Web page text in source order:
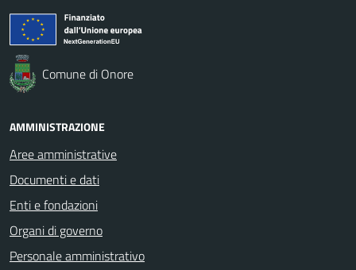
Comune di Onore
AMMINISTRAZIONE
Aree amministrative
Documenti e dati
Enti e fondazioni
Organi di governo
Personale amministrativo